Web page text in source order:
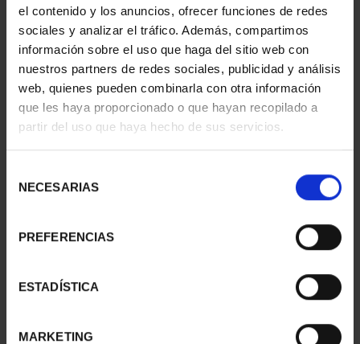
el contenido y los anuncios, ofrecer funciones de redes
sociales y analizar el tráfico. Además, compartimos
información sobre el uso que haga del sitio web con
nuestros partners de redes sociales, publicidad y análisis
web, quienes pueden combinarla con otra información
que les haya proporcionado o que hayan recopilado a
partir del uso que haya hecho de sus servicios.
NECESARIAS
PREFERENCIAS
ESTADÍSTICA
MARKETING
140,00 €
VI (2024) 8 REALES
VI (2024) CINCUENTÍN